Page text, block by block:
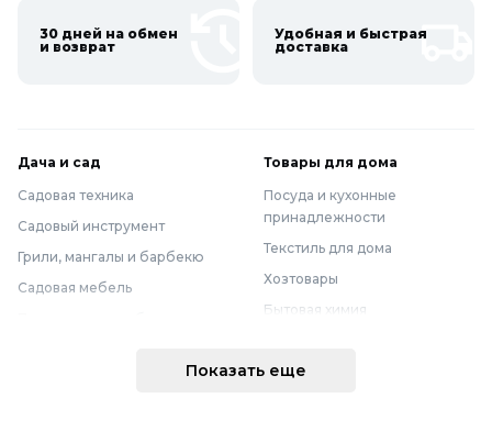
30 дней на обмен
и возврат
Удобная и быстрая
доставка
Дача и сад
Садовая техника
Садовый инструмент
Грили, мангалы и барбекю
Садовая мебель
Товары для дома
Посуда и кухонные
принадлежности
Текстиль для дома
Хозтовары
Бытовая химия
Мебель
Показать еще